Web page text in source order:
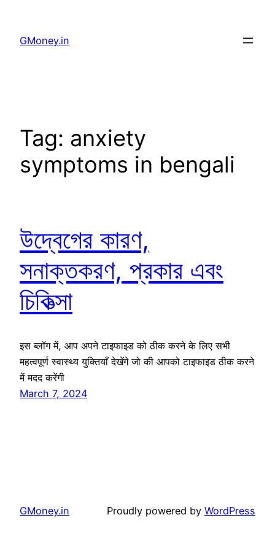
GMoney.in
Tag: anxiety
symptoms in bengali
উদ্বেগের কারণ,
সনাক্তকরণ, প্রকার এবং
চিকিত্সা
इस ब्लॉग में, आप अपने टाइफाइड को ठीक करने के लिए सभी
महत्वपूर्ण स्वास्थ्य युक्तियाँ देखेंगे जो की आपको टाइफाइड ठीक करने
में मदद करेंगी
March 7, 2024
GMoney.in Proudly powered by WordPress